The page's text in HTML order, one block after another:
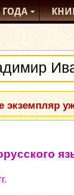
ГОДА
экземпляр